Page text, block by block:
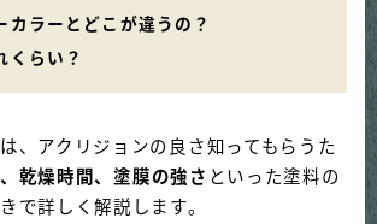
カラーとどこが違うの？
くらい？
、アクリジョンの良さ知ってもらうた
乾燥時間、塗膜の強さ といった塗料の
で詳しく解説します。